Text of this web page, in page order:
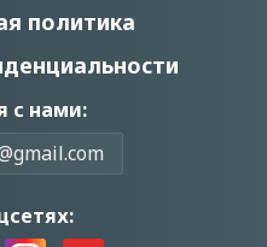
политика
с нами: